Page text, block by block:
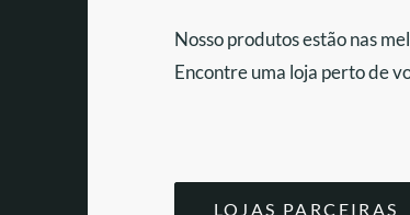
Nosso produtos estão nas
Encontre uma loja perto de
LOJAS PARCEIRAS